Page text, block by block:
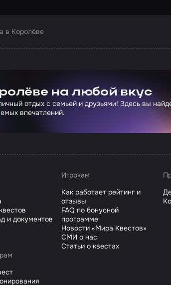
в Королёве
на любой вкус
отдых с семьей и друзьями! Здесь вы
впечатлений.
и документов
Игрокам
Как работает рейтинг и
отзывы
FAQ по бонусной
программе
Новости «Мира Квестов»
СМИ о нас
Статьи о квестах